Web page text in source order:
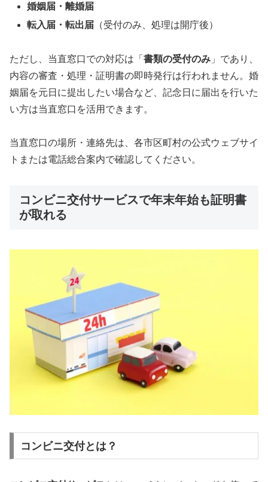
婚姻届・離婚届
転入届・転出届 （受付のみ、処理は開庁後）
ただし、当直窓口での対応は「 書類の受付のみ 」であり、
内容の審査・処理・証明書の即時発行は行われません。婚
姻届を元日に提出したい場合など、記念日に届出を行いた
い方は当直窓口を活用できます。
当直窓口の場所・連絡先は、各市区町村の公式ウェブサイ
トまたは電話総合案内で確認してください。
コンビニ交付サービスで年末年始も証明書
が取れる
コンビニ交付とは？